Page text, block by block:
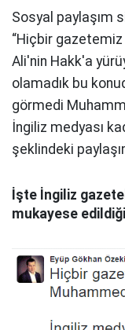
Sosyal paylaşım
“Hiçbir
Ali'nin Hakk'a
olamadık bu
görmedi
İngiliz medyası
şeklindeki
İşte İngiliz
mukayese